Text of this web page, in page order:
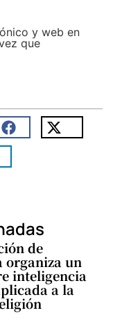
y web en
que
de
organiza un
inteligencia
a la